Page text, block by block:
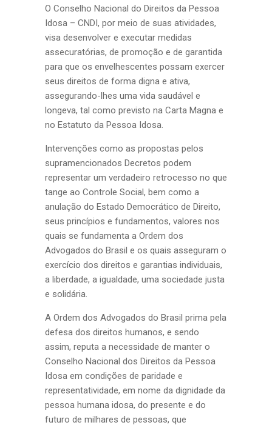
O Conselho Nacional do Direitos da Pessoa
Idosa – CNDI, por meio de suas atividades,
visa desenvolver e executar medidas
assecuratórias, de promoção e de garantida
para que os envelhescentes possam exercer
seus direitos de forma digna e ativa,
assegurando-lhes uma vida saudável e
longeva, tal como previsto na Carta Magna e
no Estatuto da Pessoa Idosa.
Intervenções como as propostas pelos
supramencionados Decretos podem
representar um verdadeiro retrocesso no que
tange ao Controle Social, bem como a
anulação do Estado Democrático de Direito,
seus princípios e fundamentos, valores nos
quais se fundamenta a Ordem dos
Advogados do Brasil e os quais asseguram o
exercício dos direitos e garantias individuais,
a liberdade, a igualdade, uma sociedade justa
e solidária.
A Ordem dos Advogados do Brasil prima pela
defesa dos direitos humanos, e sendo
assim, reputa a necessidade de manter o
Conselho Nacional dos Direitos da Pessoa
Idosa em condições de paridade e
representatividade, em nome da dignidade da
pessoa humana idosa, do presente e do
futuro de milhares de pessoas, que